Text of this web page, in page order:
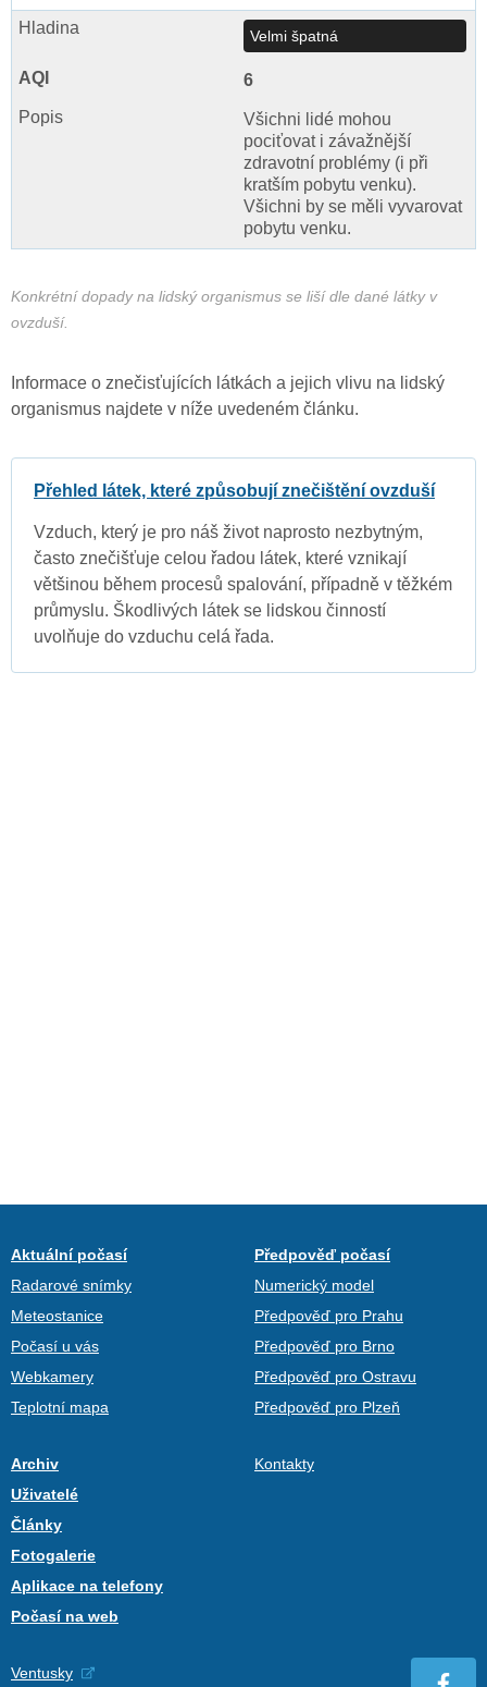
Velmi špatná
6
Všichni lidé mohou
pociťovat i závažnější
zdravotní problémy (i při
kratším pobytu venku).
Všichni by se měli vyvarovat
pobytu venku.
Konkrétní dopady na lidský organismus se liší dle dané látky v
ovzduší.
Informace o znečisťujících látkách a jejich vlivu na lidský
organismus najdete v níže uvedeném článku.
Přehled látek, které způsobují znečištění ovzduší
Vzduch, který je pro náš život naprosto nezbytným,
často znečišťuje celou řadou látek, které vznikají
většinou během procesů spalování, případně v těžkém
průmyslu. Škodlivých látek se lidskou činností
uvolňuje do vzduchu celá řada.
Aktuální počasí
Radarové snímky
Meteostanice
Počasí u vás
Webkamery
Teplotní mapa
Předpověď počasí
Numerický model
Předpověď pro Prahu
Předpověď pro Brno
Předpověď pro Ostravu
Předpověď pro Plzeň
Archiv
Uživatelé
Články
Fotogalerie
Aplikace na telefony
Počasí na web
Kontakty
Ventusky